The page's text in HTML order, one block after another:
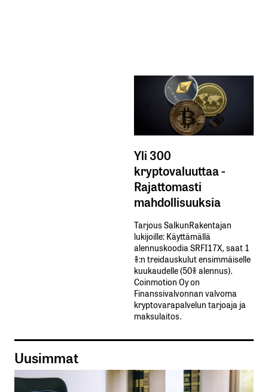
Yli 300
kryptovaluuttaa -
Rajattomasti
mahdollisuuksia
Tarjous SalkunRakentajan
lukijoille: Käyttämällä​ ​
alennuskoodia​ ​SRFI17X,​ ​saat​ ​1
%:n treidauskulut​ ​ensimmäiselle​ ​
kuukaudelle​ ​(50%​ ​alennus).
Coinmotion Oy on
Finanssivalvonnan valvoma
kryptovarapalvelun tarjoaja ja
maksulaitos.
Uusimmat